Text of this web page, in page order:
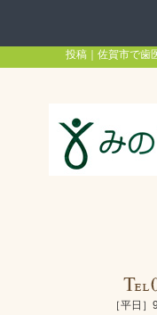
投稿｜佐賀市で歯
［平日